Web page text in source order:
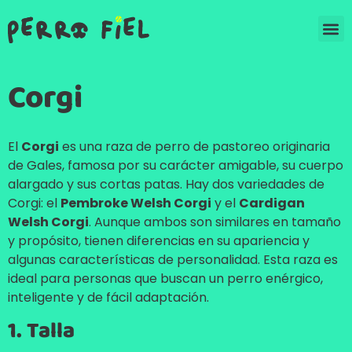
Corgi
El Corgi es una raza de perro de pastoreo originaria
de Gales, famosa por su carácter amigable, su cuerpo
alargado y sus cortas patas. Hay dos variedades de
Corgi: el Pembroke Welsh Corgi y el Cardigan
Welsh Corgi. Aunque ambos son similares en tamaño
y propósito, tienen diferencias en su apariencia y
algunas características de personalidad. Esta raza es
ideal para personas que buscan un perro enérgico,
inteligente y de fácil adaptación.
1. Talla